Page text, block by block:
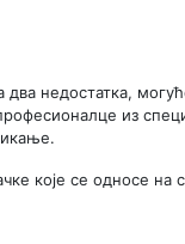
недостатка,
из
које се односе на